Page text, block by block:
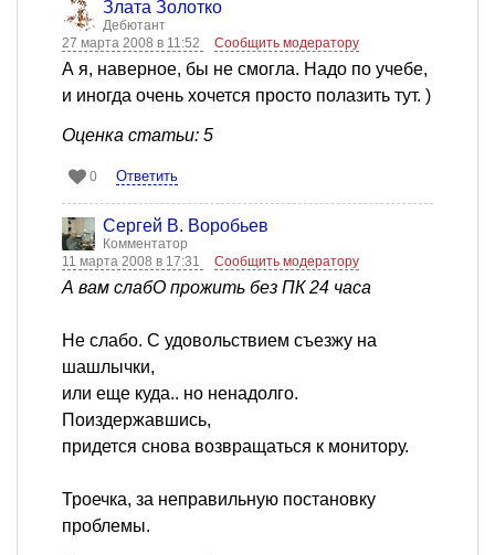
Злата Золотко
Дебютант
27 марта 2008 в 11:52
Сообщить модератору
А я, наверное, бы не смогла. Надо по учебе,
и иногда очень хочется просто полазить тут. )
Оценка статьи: 5
0 Ответить
Сергей В. Воробьев
Комментатор
11 марта 2008 в 17:31
Сообщить модератору
А вам слабО прожить без ПК 24 часа
Не слабо. С удовольствием съезжу на
шашлычки,
или еще куда.. но ненадолго.
Поиздержавшись,
придется снова возвращаться к монитору.
Троечка, за неправильную постановку
проблемы.